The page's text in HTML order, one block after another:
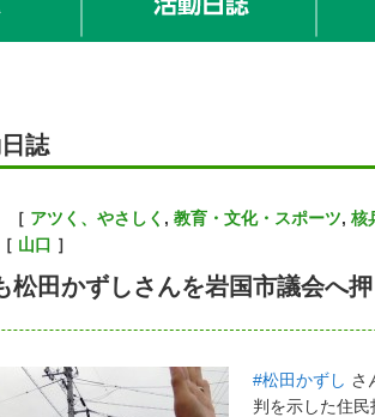
誌
［ アツく、やさしく , 教育・文化・スポーツ, 核
山口 ］
松田かずしさんを岩国市議会へ
#松田かずし さ
判を示した住民